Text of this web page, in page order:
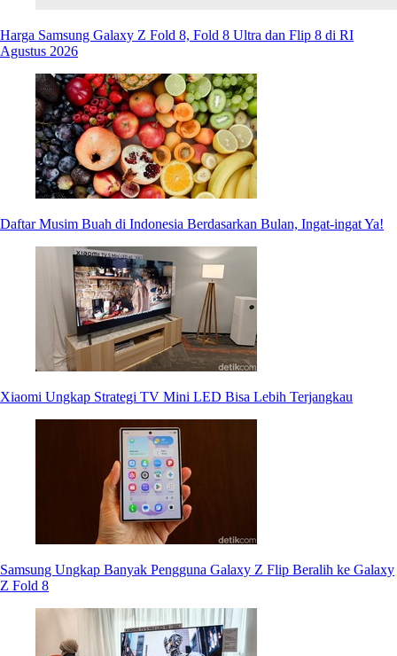
Harga Samsung Galaxy Z Fold 8, Fold 8 Ultra dan Flip 8 di RI
Agustus 2026
Daftar Musim Buah di Indonesia Berdasarkan Bulan, Ingat-ingat Ya!
Xiaomi Ungkap Strategi TV Mini LED Bisa Lebih Terjangkau
Samsung Ungkap Banyak Pengguna Galaxy Z Flip Beralih ke Galaxy
Z Fold 8